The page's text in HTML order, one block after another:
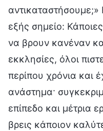
αντικαταστήσουμε;»
εξής σημείο:
να βρουν κανέναν
εκκλησίες, όλοι
περίπου χρόνια και
ανάστημα·
επίπεδο και μέτρια
βρεις κάποιον